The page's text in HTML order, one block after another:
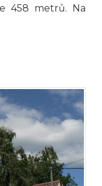
458 metrů. Na